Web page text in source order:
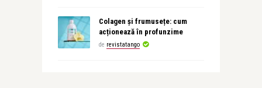
Colagen și frumusețe: cum
acționează în profunzime
de revistatango